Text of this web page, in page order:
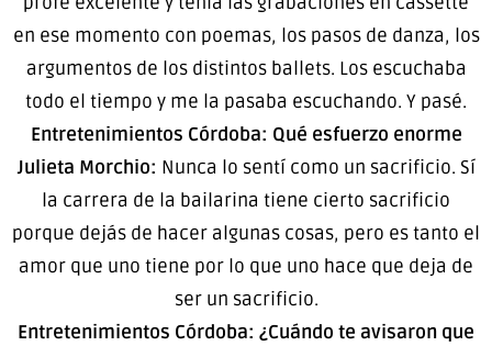
en ese momento con poemas, los pasos de danza, los
argumentos de los distintos ballets. Los escuchaba
todo el tiempo y me la pasaba escuchando. Y pasé.
Entretenimientos Córdoba: Qué esfuerzo enorme
Julieta Morchio: Nunca lo sentí como un sacrificio. Sí
la carrera de la bailarina tiene cierto sacrificio
porque dejás de hacer algunas cosas, pero es tanto el
amor que uno tiene por lo que uno hace que deja de
ser un sacrificio.
Entretenimientos Córdoba: ¿Cuándo te avisaron que